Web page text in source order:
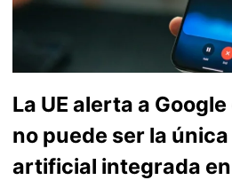
La UE alerta a
no puede ser la
artificial integrada